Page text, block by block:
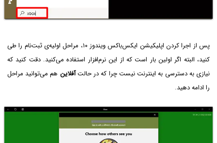
پس از اجرا کردن اپلیکیشن ایکس‌باکس ویندوز ۱۰، مراحل اولیه‌ی ثبت‌نام را طی
کنید، البته اگر اولین بار است که از این نرم‌افزار استفاده می‌کنید. دقت کنید که
نیازی به دسترسی به اینترنت نیست چرا که در حالتآفلاین هم می‌توانید مراحل
را ادامه دهید.